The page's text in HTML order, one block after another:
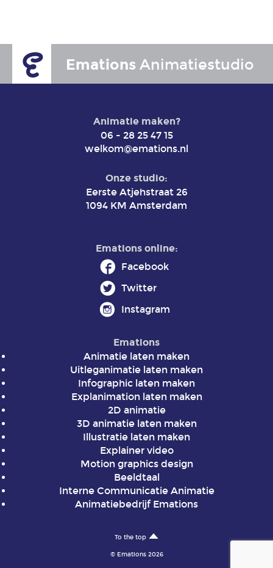
Emations Animatiestudio
Animatie maken?
06 - 28 25 47 15
welkom@emations.nl
Onze studio:
Eerste Atjehstraat 26
1094 KM Amsterdam
Emations online:
Facebook
Twitter
Instagram
Emations
Animatie laten maken
Uitleganimatie laten maken
Infographic laten maken
Explanimation laten maken
2D animatie
3D animatie laten maken
Illustratie laten maken
Explainer video
Motion graphics design
Beeldtaal
Interne Communicatie Animatie
Animatiebedrijf Emations
To the top
© Emations 2026